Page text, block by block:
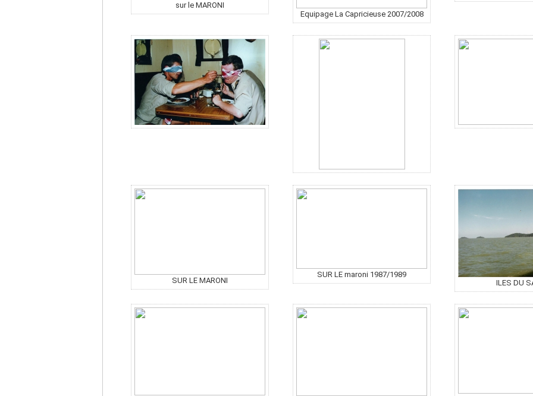
sur le MARONI
Equipage La Capricieuse 2007/2008
SUR LE MARONI
SUR LE maroni 1987/1989
ILES DU